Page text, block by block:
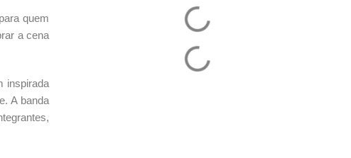
quem
a cena
inspirada
A banda